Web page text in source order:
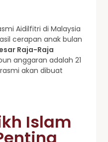
Aidilfitri di Malaysia
cerapan anak bulan
Raja-Raja
anggaran adalah 21
akan dibuat
Islam